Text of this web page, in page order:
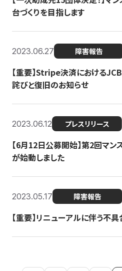
台づくりを目指します
2023.06.27 障害報告
【重要】Stripe決済における
詫びと復旧のお知らせ
2023.06.12 プレスリリース
【6月12日公募開始】第2回マ
が始動しました
2023.05.17 障害報告
【重要】リニューアルに伴う不